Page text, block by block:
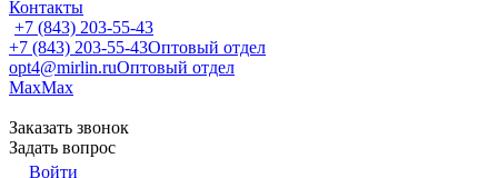
Контакты
+7 (843) 203-55-43
+7 (843) 203-55-43Оптовый отдел
opt4@mirlin.ruОптовый отдел
MaxMax
Заказать звонок
Задать вопрос
Войти